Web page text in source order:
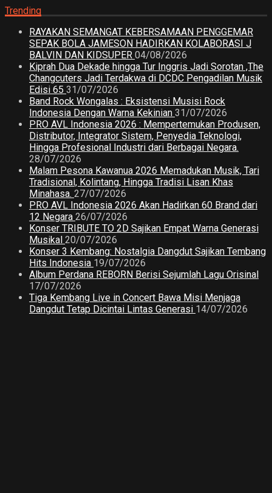
Trending
RAYAKAN SEMANGAT KEBERSAMAAN PENGGEMAR
SEPAK BOLA JAMESON HADIRKAN KOLABORASI J
BALVIN DAN KIDSUPER 04/08/2026
Kiprah Dua Dekade hingga Tur Inggris Jadi Sorotan ,The
Changcuters Jadi Terdakwa di DCDC Pengadilan Musik
Edisi 65 31/07/2026
Band Rock Wongalas : Eksistensi Musisi Rock
Indonesia Dengan Warna Kekinian 31/07/2026
PRO AVL Indonesia 2026 : Mempertemukan Produsen,
Distributor, Integrator Sistem, Penyedia Teknologi,
Hingga Profesional Industri dari Berbagai Negara.
28/07/2026
Malam Pesona Kawanua 2026 Memadukan Musik, Tari
Tradisional, Kolintang, Hingga Tradisi Lisan Khas
Minahasa. 27/07/2026
PRO AVL Indonesia 2026 Akan Hadirkan 60 Brand dari
12 Negara 26/07/2026
Konser TRIBUTE TO 2D Sajikan Empat Warna Generasi
Musikal 20/07/2026
Konser 3 Kembang: Nostalgia Dangdut Sajikan Tembang
Hits Indonesia 19/07/2026
Album Perdana REBORN Berisi Sejumlah Lagu Orisinal
17/07/2026
Tiga Kembang Live in Concert Bawa Misi Menjaga
Dangdut Tetap Dicintai Lintas Generasi 14/07/2026